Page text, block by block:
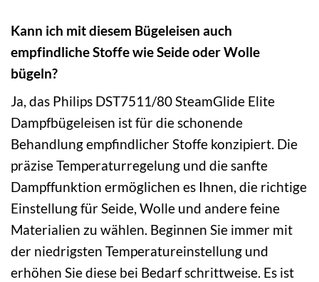
Kann ich mit diesem Bügeleisen auch
empfindliche Stoffe wie Seide oder Wolle
bügeln?
Ja, das Philips DST7511/80 SteamGlide Elite
Dampfbügeleisen ist für die schonende
Behandlung empfindlicher Stoffe konzipiert. Die
präzise Temperaturregelung und die sanfte
Dampffunktion ermöglichen es Ihnen, die richtige
Einstellung für Seide, Wolle und andere feine
Materialien zu wählen. Beginnen Sie immer mit
der niedrigsten Temperatureinstellung und
erhöhen Sie diese bei Bedarf schrittweise. Es ist